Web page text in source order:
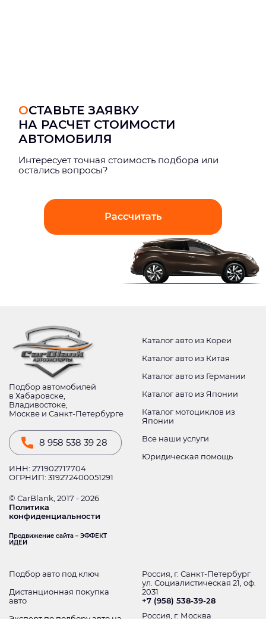
ОСТАВЬТЕ ЗАЯВКУ
НА РАСЧЕТ СТОИМОСТИ
АВТОМОБИЛЯ
Интерeсует точная стоимость подбора или
остались вопросы?
Рассчитать
Подбор автомобилей
в Хабаровске,
Владивостоке,
Москве и Санкт-Петербурге
8 958 538 39 28
ИНН: 271902717704
ОГРНИП: 319272400051291
© CarBlank, 2017 - 2026
Политика
конфиденциальности
Продвижение сайта – ЭФФЕКТ
ИДЕИ
Каталог авто из Кореи
Каталог авто из Китая
Каталог авто из Германии
Каталог авто из Японии
Каталог мотоциклов из
Японии
Все наши услуги
Юридическая помощь
Подбор авто под ключ
Дистанционная покупка
авто
Россия, г. Санкт-Петербург
ул. Социалистическая 21, оф.
2031
+7 (958) 538-39-28
Россия, г. Москва